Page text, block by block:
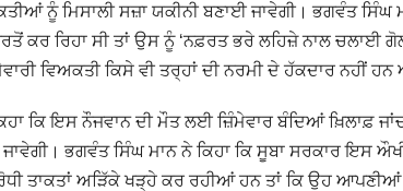
ਨੂੰ ਮਿਸਾਲੀ ਸਜ਼ਾ ਯਕੀਨੀ ਬਣਾਈ ਜਾਵੇਗੀ। ਭਗਵੰਤ
ਕਰ ਰਿਹਾ ਸੀ ਤਾਂ ਉਸ ਨੂੰ ‘ਨਫ਼ਰਤ ਭਰੇ ਲਹਿਜ਼ੇ ਨਾਲ ਚਲਾਈ
ਵਿਅਕਤੀ ਕਿਸੇ ਵੀ ਤਰ੍ਹਾਂ ਦੀ ਨਰਮੀ ਦੇ ਹੱਕਦਾਰ ਨਹੀਂ
ਕਿ ਇਸ ਨੌਜਵਾਨ ਦੀ ਮੌਤ ਲਈ ਜ਼ਿੰਮੇਵਾਰ ਬੰਦਿਆਂ ਖ਼ਿਲਾਫ਼
ਭਗਵੰਤ ਸਿੰਘ ਮਾਨ ਨੇ ਕਿਹਾ ਕਿ ਸੂਬਾ ਸਰਕਾਰ ਇਸ
ਤਾਕਤਾਂ ਅੜਿੱਕੇ ਖੜ੍ਹੇ ਕਰ ਰਹੀਆਂ ਹਨ ਤਾਂ ਕਿ ਉਹ